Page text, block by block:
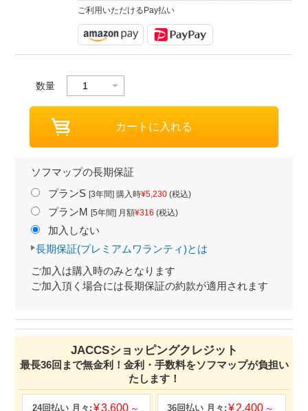
ご利用いただけるPay払い
数量
ソフマップの長期保証
プランS [3年間] 購入時¥5,230(税込)
プランM [5年間] 月額¥316 (税込)
加入しない
長期保証(プレミアムワランティ)とは
ご加入は購入時のみとなります
ご加入頂く場合には長期保証の約款が適用されます
JACCSショッピングクレジット
最長36回まで無金利！金利・手数料をソフマップが負担い
たします！
3,600 2,400